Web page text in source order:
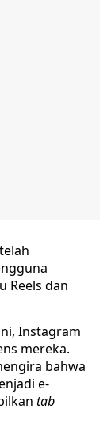
Reels dan
Instagram
mereka.
bahwa
e-
tab